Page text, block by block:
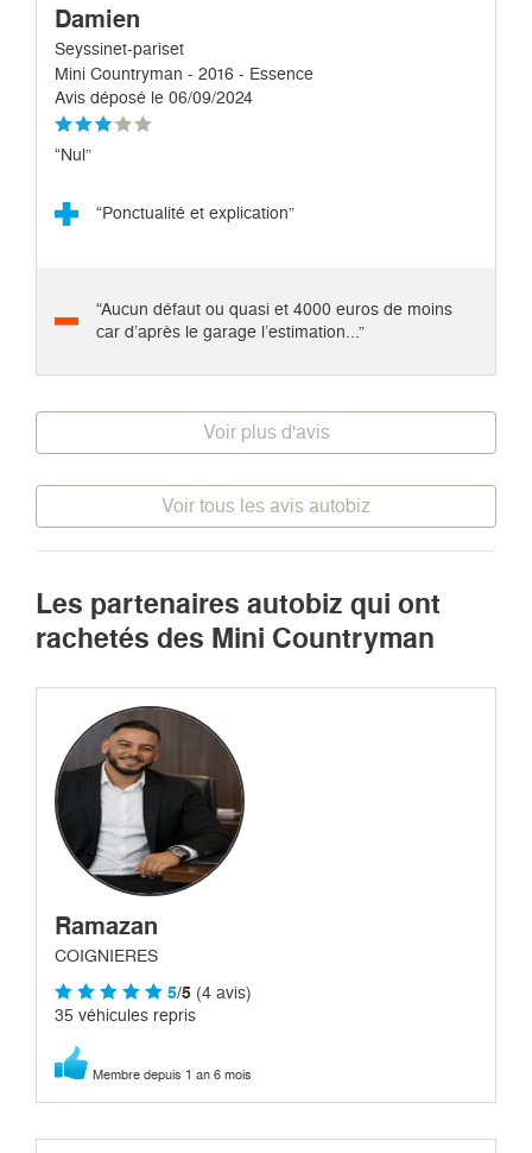
Damien
Seyssinet-pariset
Mini Countryman - 2016 - Essence
Avis déposé le 06/09/2024
“Nul”
“Ponctualité et explication”
“Aucun défaut ou quasi et 4000 euros de moins
car d’après le garage l’estimation...”
Voir plus d'avis
Voir tous les avis autobiz
Les partenaires autobiz qui ont
rachetés des Mini Countryman
Ramazan
COIGNIERES
5/5 (4 avis)
35 véhicules repris
Membre depuis 1 an 6 mois